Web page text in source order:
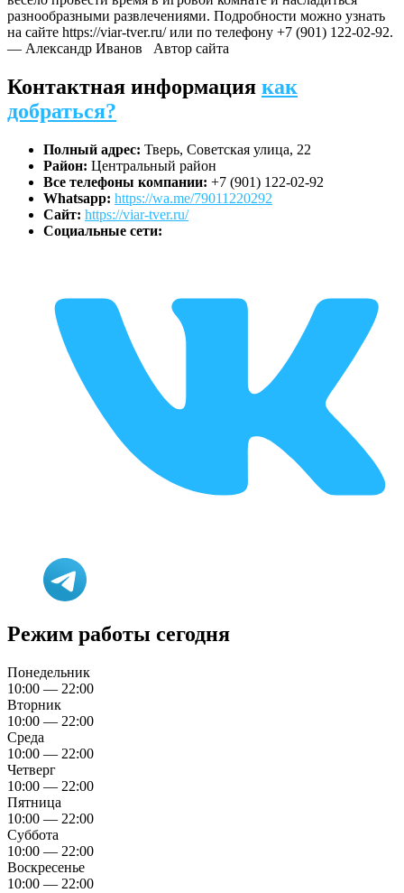
разнообразными развлечениями. Подробности можно узнать
на сайте https://viar-tver.ru/ или по телефону +7 (901) 122-02-92.
— Александр Иванов Автор сайта
Контактная информация как
добраться?
Полный адрес: Тверь, Советская улица, 22
Район: Центральный район
Все телефоны компании: +7 (901) 122-02-92
Whatsapp: https://wa.me/79011220292
Сайт: https://viar-tver.ru/
Социальные сети:
Режим работы сегодня
Понедельник
10:00 — 22:00
Вторник
10:00 — 22:00
Среда
10:00 — 22:00
Четверг
10:00 — 22:00
Пятница
10:00 — 22:00
Суббота
10:00 — 22:00
Воскресенье
10:00 — 22:00